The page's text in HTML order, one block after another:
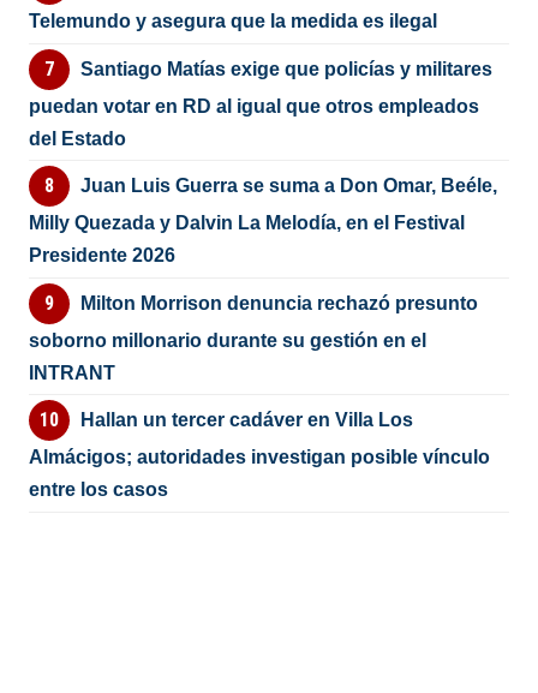
Telemundo y asegura que la medida es ilegal
Santiago Matías exige que policías y militares
puedan votar en RD al igual que otros empleados
del Estado
Juan Luis Guerra se suma a Don Omar, Beéle,
Milly Quezada y Dalvin La Melodía, en el Festival
Presidente 2026
Milton Morrison denuncia rechazó presunto
soborno millonario durante su gestión en el
INTRANT
Hallan un tercer cadáver en Villa Los
Almácigos; autoridades investigan posible vínculo
entre los casos